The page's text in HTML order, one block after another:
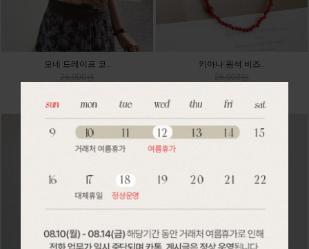
모네 드레이프 코..
키아나 원석 비즈..